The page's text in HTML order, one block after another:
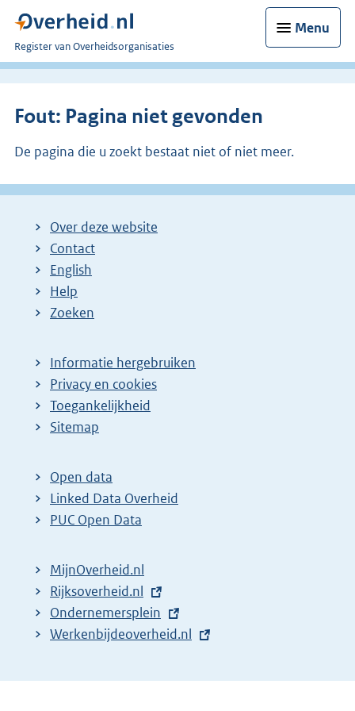
Menu
U
bent
Register van Overheidsorganisaties
Fout: Pagina niet gevonden
De pagina die u zoekt bestaat niet of niet meer.
Over deze website
Contact
English
Help
Zoeken
Informatie hergebruiken
Privacy en cookies
Toegankelijkheid
Sitemap
Open data
Linked Data Overheid
PUC Open Data
MijnOverheid.nl
E
x
t
r
Rijksoverheid.nl
E
x
e
Ondernemersplein
E
t
Werkenbijdeoverheid.nl